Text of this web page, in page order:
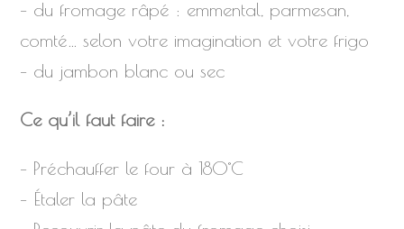
– du fromage râpé : emmental, parmesan,
comté… selon votre imagination et votre frigo
– du jambon blanc ou sec
Ce qu’il faut faire :
– Préchauffer le four à 180°C
– Étaler la pâte